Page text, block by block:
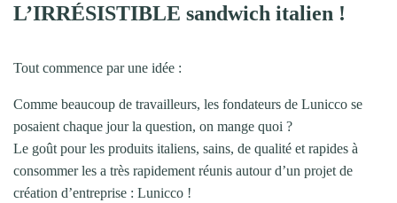
L’IRRÉSISTIBLE sandwich italien !
Tout commence par une idée :
Comme beaucoup de travailleurs, les fondateurs de Lunicco se
posaient chaque jour la question, on mange quoi ?
Le goût pour les produits italiens, sains, de qualité et rapides à
consommer les a très rapidement réunis autour d’un projet de
création d’entreprise : Lunicco !